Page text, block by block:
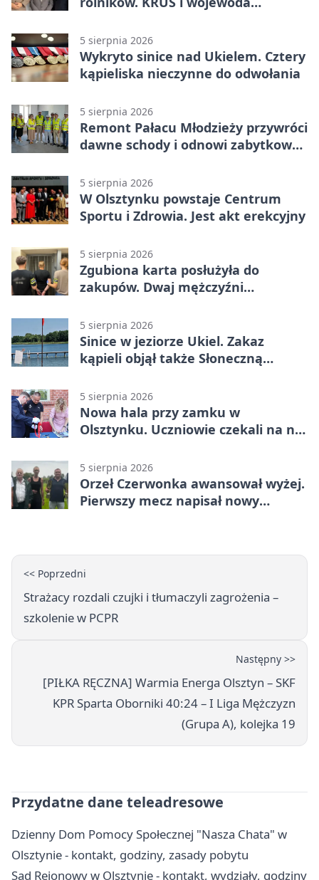
5 sierpnia 2026
Wykryto sinice nad Ukielem. Cztery
kąpieliska nieczynne do odwołania
5 sierpnia 2026
Remont Pałacu Młodzieży przywróci
dawne schody i odnowi zabytkowy
5 sierpnia 2026
W Olsztynku powstaje Centrum
Sportu i Zdrowia. Jest akt erekcyjny
5 sierpnia 2026
Zgubiona karta posłużyła do
zakupów. Dwaj mężczyźni
5 sierpnia 2026
Sinice w jeziorze Ukiel. Zakaz
kąpieli objął także Słoneczną
5 sierpnia 2026
Nowa hala przy zamku w
Olsztynku. Uczniowie czekali na nią
5 sierpnia 2026
Orzeł Czerwonka awansował wyżej.
Pierwszy mecz napisał nowy
<< Poprzedni
Strażacy rozdali czujki i tłumaczyli zagrożenia –
szkolenie w PCPR
Następny >>
[PIŁKA RĘCZNA] Warmia Energa Olsztyn – SKF
KPR Sparta Oborniki 40:24 – I Liga Mężczyzn
(Grupa A), kolejka 19
Przydatne dane teleadresowe
Dzienny Dom Pomocy Społecznej "Nasza Chata" w
Olsztynie - kontakt, godziny, zasady pobytu
Sąd Rejonowy w Olsztynie - kontakt, wydziały, godziny